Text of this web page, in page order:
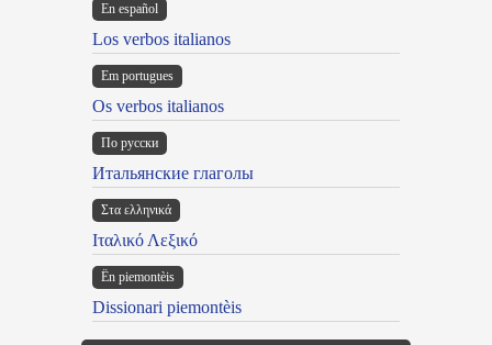
En español
Los verbos italianos
Em portugues
Os verbos italianos
По русски
Итальянские глаголы
Στα ελληνικά
Ιταλικό Λεξικό
Ën piemontèis
Dissionari piemontèis